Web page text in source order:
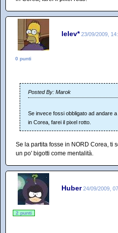
lelev* 23/09/2009,
0 punti
Posted By: Marok
Se invece fossi obbligato ad andare
in Corea, farei il pixel rotto.
Se la partita fosse in NORD Corea, ti
un po' bigotti come mentalità.
Huber 24/09/2009,
2 punti